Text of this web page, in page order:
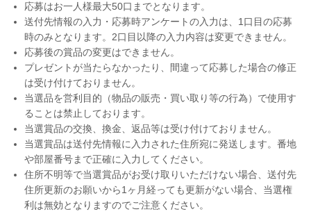
応募はお一人様最大50口までとなります。
送付先情報の入力・応募時アンケートの入力は、1口目の応募
時のみとなります。2口目以降の入力内容は変更できません。
応募後の賞品の変更はできません。
プレゼントが当たらなかったり、間違って応募した場合の修正
は受け付けておりません。
当選品を営利目的（物品の販売・買い取り等の行為）で使用す
ることは禁止しております。
当選賞品の交換、換金、返品等は受け付けておりません。
当選賞品は送付先情報に入力された住所宛に発送します。番地
や部屋番号まで正確に入力してください。
住所不明等で当選賞品がお受け取りいただけない場合、送付先
住所更新のお願いから1ヶ月経っても更新がない場合、当選権
利は無効となりますのでご注意ください。